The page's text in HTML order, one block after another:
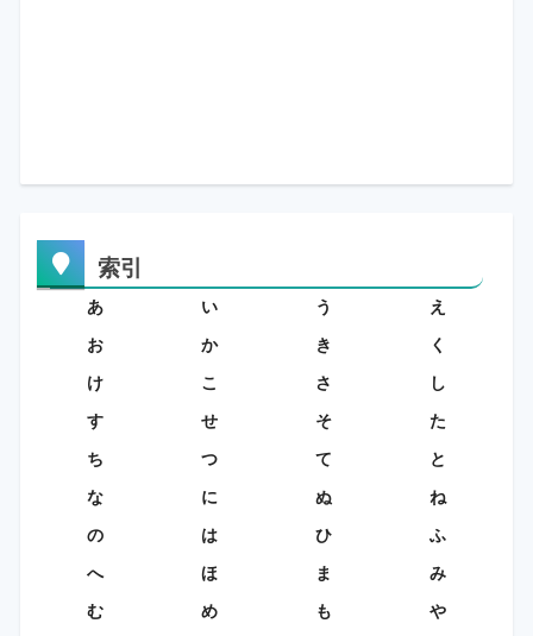
索引
あ い う
え
お
か き
く
け
こ さ
し
す
せ そ
た
ち
つ て
と
な
に ぬ
ね
の
は ひ
ふ
へ
ほ ま
み
む
め も
や